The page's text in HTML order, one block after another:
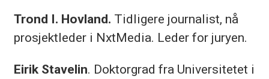
Trond I. Hovland. Tidligere journalist, nå
prosjektleder i NxtMedia. Leder for juryen.
Eirik Stavelin. Doktorgrad fra Universitetet i